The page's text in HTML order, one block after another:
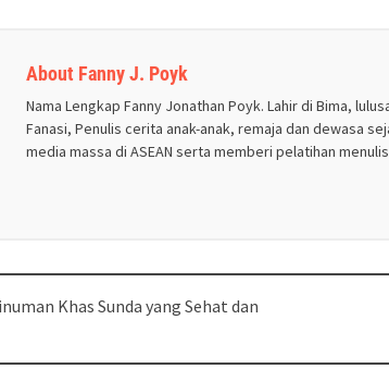
About Fanny J. Poyk
Nama Lengkap Fanny Jonathan Poyk. Lahir di Bima,
Fanasi, Penulis cerita anak-anak, remaja dan dewasa
media massa di ASEAN serta memberi pelatihan menulis
Khas Sunda yang Sehat dan